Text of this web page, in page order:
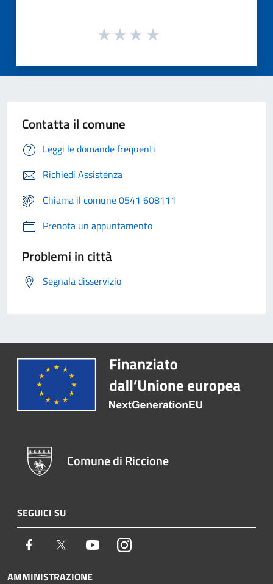
Contatta il comune
Leggi le domande frequenti
Richiedi Assistenza
Chiama il comune 0541 608111
Prenota un appuntamento
Problemi in città
Segnala disservizio
Comune di Riccione
SEGUICI SU
Facebook Twitter YoutubeInstagram
AMMINISTRAZIONE